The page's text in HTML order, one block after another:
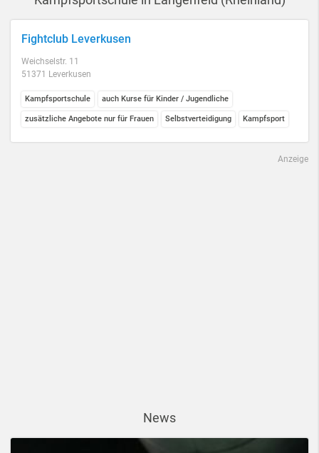
Fightclub Leverkusen
Weichselstr. 11
51371 Leverkusen
Kampfsportschule auch Kurse für Kinder / Jugendliche
zusätzliche Angebote nur für Frauen Selbstverteidigung Kampfsport
Anzeige
News